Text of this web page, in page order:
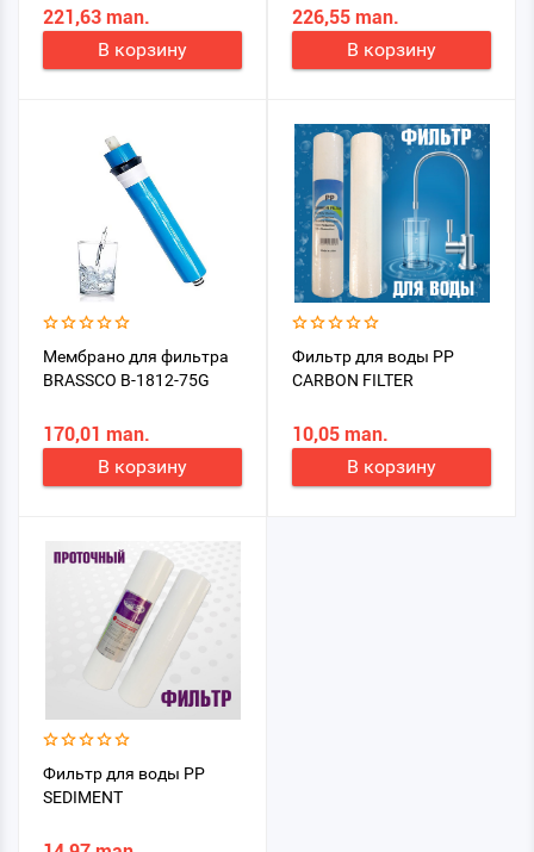
G
221,63 man.
В корзину
G
226,55 man.
В корзину
Мембрано для фильтра
BRASSCO B-1812-75G
170,01 man.
В корзину
Фильтр для воды PP
CARBON FILTER
10,05 man.
В корзину
Фильтр для воды PP
SEDIMENT